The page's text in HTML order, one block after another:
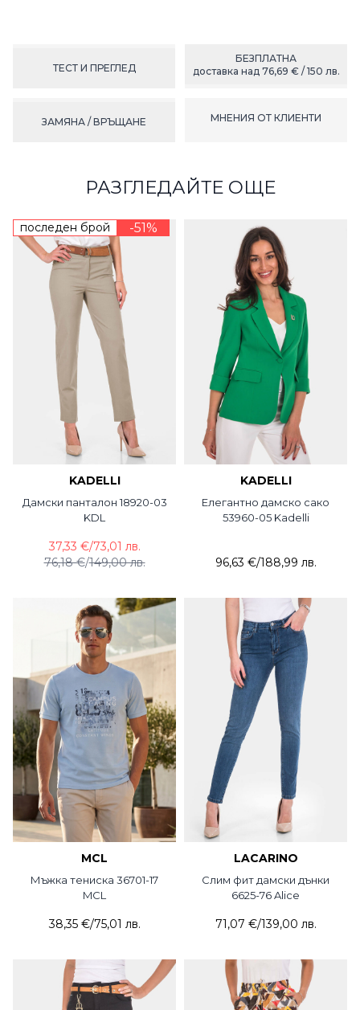
ТЕСТ И ПРЕГЛЕД
БЕЗПЛАТНА
доставка над 76,69 € / 150 лв.
ЗАМЯНА / ВРЪЩАНЕ МНЕНИЯ ОТ КЛИЕНТИ
РАЗГЛЕДАЙТЕ ОЩЕ
последен брой -51%
KADELLI
Дамски панталон 18920-03
KDL
76,18 €/149,00 лв.
37,33 €/73,01 лв.
KADELLI
Елегантно дамско сако
53960-05 Kadelli
96,63 €/188,99 лв.
MCL
Мъжка тениска 36701-17
MCL
38,35 €/75,01 лв.
LACARINO
Слим фит дамски дънки
6625-76 Alice
71,07 €/139,00 лв.